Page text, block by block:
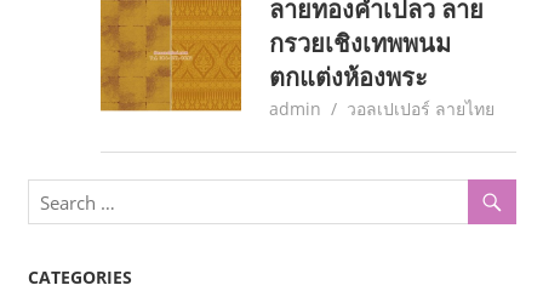
ลายทองคำเปลว ลาย
กรวยเชิงเทพพนม
ตกแต่งห้องพระ
May 29, 2017
admin วอลเปเปอร์ ลายไทย
CATEGORIES